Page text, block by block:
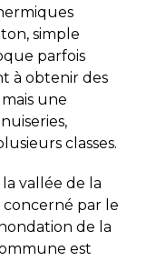
simple
parfois
à obtenir des
une
classes.
vallée de la
concerné par le
de la
est